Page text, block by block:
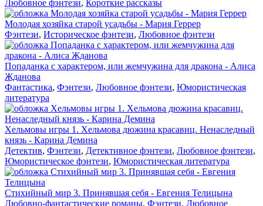
Любовное фэнтези, Короткие рассказы
Молодая хозяйка старой усадьбы - Мария Геррер
Фэнтези, Историческое фэнтези, Любовное фэнтези
Попаданка с характером, или жемчужина для дракона - Алиса
Жданова
Фантастика, Фэнтези, Любовное фэнтези, Юмористическая
литература
Хельмовы игры 1. Хельмова дюжина красавиц. Ненаследный
князь - Карина Демина
Детектив, Фэнтези, Детективное фэнтези, Любовное фэнтези,
Юмористическое фэнтези, Юмористическая литература
Стихийный мир 3. Принявшая себя - Евгения Телицына
Любовно-фантастические романы, Фэнтези, Любовное